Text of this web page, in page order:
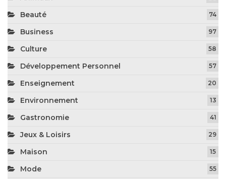
Beauté 74
Business 97
Culture 58
Développement Personnel 57
Enseignement 20
Environnement 13
Gastronomie 41
Jeux & Loisirs 29
Maison 15
Mode 55